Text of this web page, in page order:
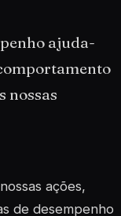
ajuda-
nossas
ações,
de desempenho